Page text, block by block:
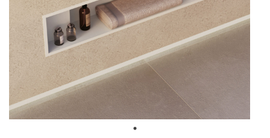
Zubehör
Sonderzubehör
Service
FAQ The Wellness Collection